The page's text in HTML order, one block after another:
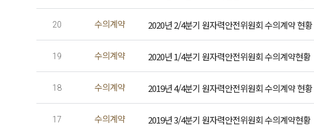
20 수의계약 2020년 2/4분기 원자력안전위원회 수의계약 현황
19 수의계약 2020년 1/4분기 원자력안전위원회 수의계약현황
18 수의계약 2019년 4/4분기 원자력안전위원회 수의계약 현황
17 수의계약 2019년 3/4분기 원자력안전위원회 수의계약현황